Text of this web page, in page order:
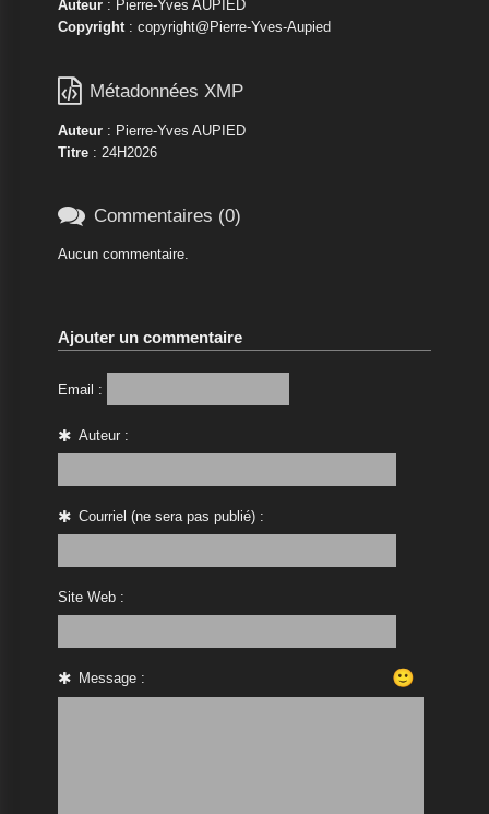
Auteur: Pierre-Yves AUPIED
Copyright: copyright@Pierre-Yves-Aupied
 Métadonnées XMP
Auteur: Pierre-Yves AUPIED
Titre: 24H2026
 Commentaires (0)
Aucun commentaire.
Ajouter un commentaire
Email :
Auteur :
Courriel (ne sera pas publié) :
Site Web :
Message : 🙂